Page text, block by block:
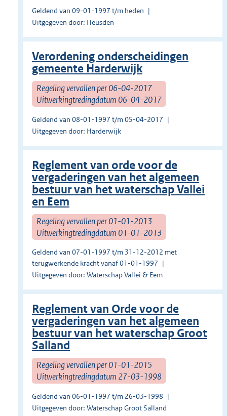
Geldend van 09-01-1997 t/m heden
Uitgegeven door: Heusden
Verordening onderscheidingen
gemeente Harderwijk
Regeling vervallen per 06-04-2017
Uitwerkingtredingdatum 06-04-2017
Geldend van 08-01-1997 t/m 05-04-2017
Uitgegeven door: Harderwijk
Reglement van orde voor de
vergaderingen van het algemeen
bestuur van het waterschap Vallei
en Eem
Regeling vervallen per 01-01-2013
Uitwerkingtredingdatum 01-01-2013
Geldend van 07-01-1997 t/m 31-12-2012 met
terugwerkende kracht vanaf 01-01-1997
Uitgegeven door: Waterschap Vallei & Eem
Reglement van Orde voor de
vergaderingen van het algemeen
bestuur van het waterschap Groot
Salland
Regeling vervallen per 01-01-2015
Uitwerkingtredingdatum 27-03-1998
Geldend van 06-01-1997 t/m 26-03-1998
Uitgegeven door: Waterschap Groot Salland